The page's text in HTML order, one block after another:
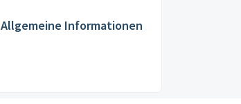
Allgemeine Informationen